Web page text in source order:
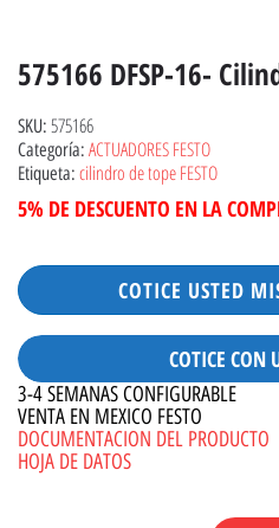
575166 DFSP-16-
SKU: 575166
Categoría: ACTUADORES FESTO
Etiqueta: cilindro de tope FESTO
5% DE DESCUENTO EN LA
COTICE USTED
COTICE CON
3-4 SEMANAS CONFIGURABLE
VENTA EN MEXICO FESTO
DOCUMENTACION DEL PRODUCTO
HOJA DE DATOS